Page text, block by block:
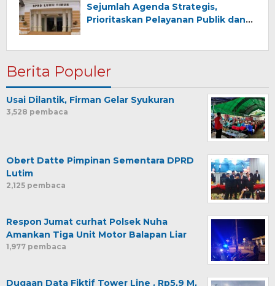
Sejumlah Agenda Strategis,
Prioritaskan Pelayanan Publik dan
Berita Populer
Usai Dilantik, Firman Gelar Syukuran
3,528 pembaca
Obert Datte Pimpinan Sementara DPRD
Lutim
2,125 pembaca
Respon Jumat curhat Polsek Nuha
Amankan Tiga Unit Motor Balapan Liar
1,977 pembaca
Dugaan Data Fiktif Tower Line , Rp5,9 M,